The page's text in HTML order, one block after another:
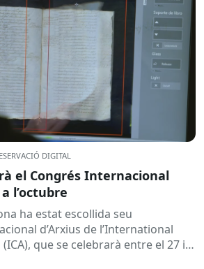
DIGITAL
el Congrés Internacional
a l’octubre
ha estat escollida seu
d’Arxius de l’International
que se celebrarà entre el 27 i